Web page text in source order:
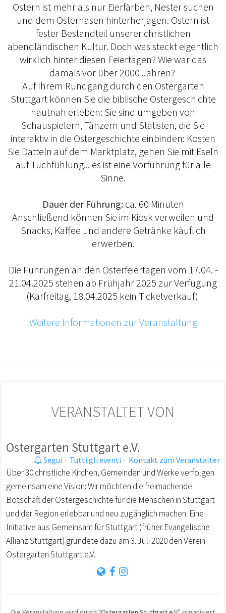
Ostern ist mehr als nur Eierfärben, Nester suchen
und dem Osterhasen hinterherjagen. Ostern ist
fester Bestandteil unserer christlichen
abendländischen Kultur. Doch was steckt eigentlich
wirklich hinter diesen Feiertagen? Wie war das
damals vor über 2000 Jahren?
Auf Ihrem Rundgang durch den Ostergarten
Stuttgart können Sie die biblische Ostergeschichte
hautnah erleben: Sie sind umgeben von
Schauspielern, Tänzern und Statisten, die Sie
interaktiv in die Ostergeschichte einbinden: Kosten
Sie Datteln auf dem Marktplatz, gehen Sie mit Eseln
auf Tuchfühlung... es ist eine Vorführung für alle
Sinne.
Dauer der Führung:ca. 60 Minuten
Anschließend können Sie im Kiosk verweilen und
Snacks, Kaffee und andere Getränke käuflich
erwerben.
Die Führungen an den Osterfeiertagen vom 17.04. -
21.04.2025 stehen ab Frühjahr 2025 zur Verfügung
(Karfreitag, 18.04.2025 kein Ticketverkauf)
Weitere Informationen zur Veranstaltung
VERANSTALTET VON
Ostergarten Stuttgart e.V.
Segui · Tutti gli eventi · Kontakt zum Veranstalter
Über 30 christliche Kirchen, Gemeinden und Werke verfolgen
gemeinsam eine Vision: Wir möchten die freimachende
Botschaft der Ostergeschichte für die Menschen in Stuttgart
und der Region erlebbar und neu zugänglich machen. Eine
Initiative aus Gemeinsam für Stuttgart (früher Evangelische
Allianz Stuttgart) gründete dazu am 3. Juli 2020 den Verein
Ostergarten Stuttgart e.V.